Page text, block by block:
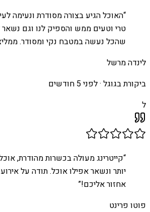
“האוכל הגיע בצורה מסודרת ונעימה
טרי וטעים ממש והספיק לנו וגם
שהכל נעשה במטבח נקי ומסודר.
לינדה מרשל
ביקורת בגוגל ·לפני 5 חודשים
ל
“קייטרינג מעולה בכשרות מהודרת,
יותר ונשאר אפילו אוכל. תודה על
אחזור אליכם!”
פוטו פרינט